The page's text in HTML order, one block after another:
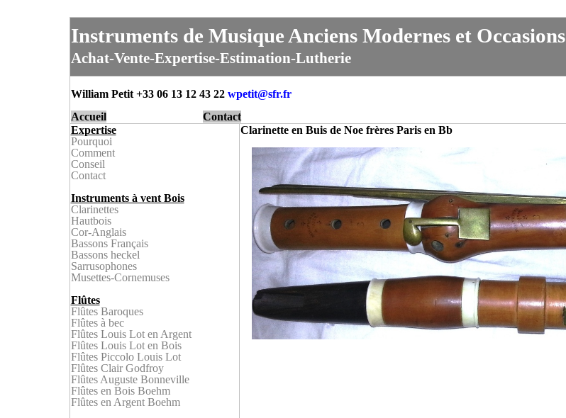
Instruments de Musique Anciens Modernes et Occasions
Achat-Vente-Expertise-Estimation-Lutherie
William Petit +33 06 13 12 43 22 wpetit@sfr.fr
Accueil
Contact
Expertise
Pourquoi
Comment
Conseil
Contact
Instruments à vent Bois
Clarinettes
Hautbois
Cor-Anglais
Bassons Français
Bassons heckel
Sarrusophones
Musettes-Cornemuses
Flûtes
Flûtes Baroques
Flûtes à bec
Flûtes Louis Lot en Argent
FlûtesLouis Lot en Bois
Flûtes Piccolo Louis Lot
Flûtes Clair Godfroy
Flûtes Auguste Bonneville
Flûtes en BoisBoehm
Flûtes en ArgentBoehm
Clarinette en Buis de Noe frères Paris en Bb